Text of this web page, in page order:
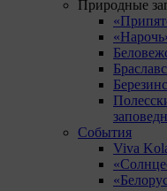
Природные
События
Viva